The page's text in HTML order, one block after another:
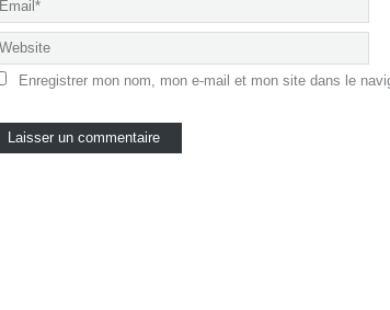
Enregistrer mon nom, mon e-mail et mon site dans le